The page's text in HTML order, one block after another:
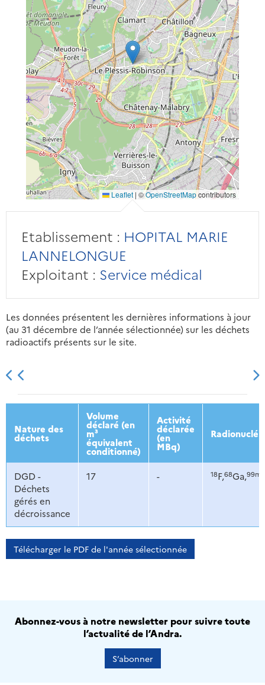
Leaflet | ©OpenStreetMapcontributors
Etablissement : HOPITAL MARIE
LANNELONGUE
Exploitant : Service médical
Les données présentent les dernières informations à jour
(au 31 décembre de l’année sélectionnée) sur les déchets
radioactifs présents sur le site.
2013 2014 2015 2016
Nature des
déchets
Volume
déclaré (en
m³
équivalent
conditionné)
Activité
déclarée
(en
MBq)
DGD -
Déchets
gérés en
décroissance
17 - 18F,68Ga,99m
Télécharger le PDF de l'année sélectionnée
Abonnez-vous à notre newsletter pour suivre toute
l’actualité de l’Andra.
S’abonner